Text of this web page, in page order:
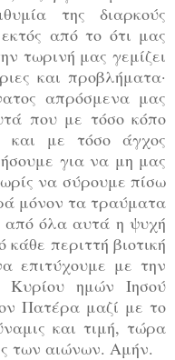
της διαρκούς
από το ότι μας
τωρινή μας γεμίζει
και προβλήματα·
απρόσμενα μας
που με τόσο κόπο
και με τόσο άγχος
για να μη μας
να σύρουμε πίσω
μόνον τα τραύματα
από όλα αυτά η ψυχή
περιττή βιοτική
επιτύχουμε με την
ημών Ιησού
Πατέρα μαζί με το
και τιμή, τώρα
των αιώνων. Αμήν.